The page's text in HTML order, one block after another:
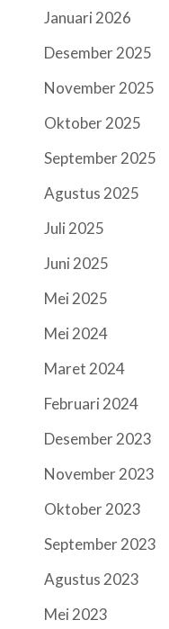
Januari 2026
Desember 2025
November 2025
Oktober 2025
September 2025
Agustus 2025
Juli 2025
Juni 2025
Mei 2025
Mei 2024
Maret 2024
Februari 2024
Desember 2023
November 2023
Oktober 2023
September 2023
Agustus 2023
Mei 2023